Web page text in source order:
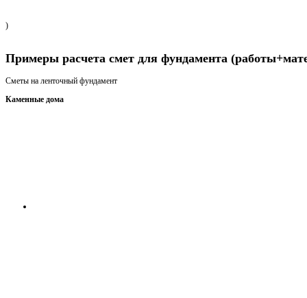
)
Примеры расчета смет для фундамента
Сметы на ленточный фундамент
Каменные дома